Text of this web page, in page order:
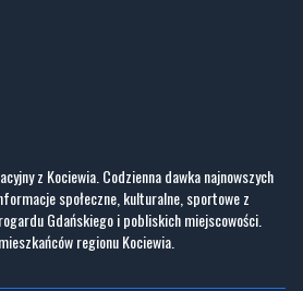
z Kociewia. Codzienna dawka najnowszych
społeczne, kulturalne, sportowe z
Gdańskiego i pobliskich miejscowości.
regionu Kociewia.